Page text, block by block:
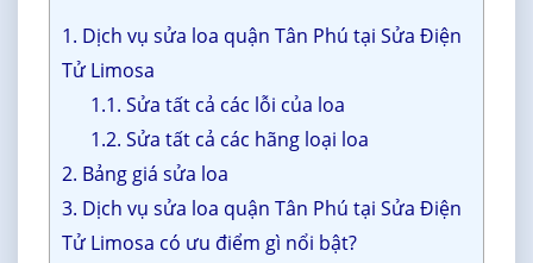
1. Dịch vụ sửa loa quận Tân Phú tại Sửa Điện
Tử Limosa
1.1. Sửa tất cả các lỗi của loa
1.2. Sửa tất cả các hãng loại loa
2. Bảng giá sửa loa
3. Dịch vụ sửa loa quận Tân Phú tại Sửa Điện
Tử Limosa có ưu điểm gì nổi bật?